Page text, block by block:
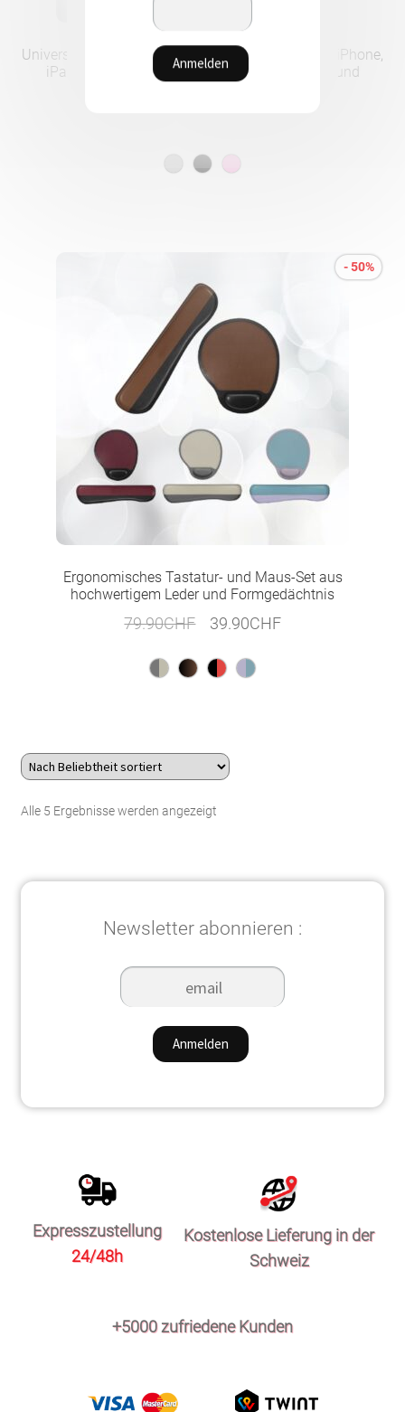
Universeller, verstellbarer Multi-Monitor-Halter für iPhone,
iPad und MacBook – Maximale Produktivität und
Ergonomisches Tastatur- und Maus-Set aus
hochwertigem Leder und Formgedächtnis
- 50%
79.90CHF
Ursprünglicher
war:
39.90CHFAktueller
Alle 5 Ergebnisse werden angezeigtNach
Newsletter abonnieren :
Expresszustellung
24/48h
Kostenlose Lieferung in der
Schweiz
+5000 zufriedene Kunden